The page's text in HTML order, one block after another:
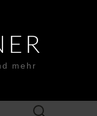
mehr
Suchen